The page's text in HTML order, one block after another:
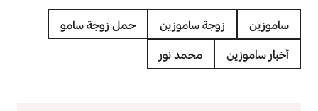
ساموزين زوجة ساموزين حمل زوجة سامو
أخبار ساموزين محمد نور